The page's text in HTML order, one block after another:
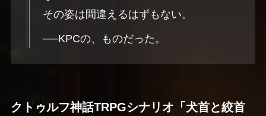
その姿は間違えるはずもない。
──KPCの、ものだった。
クトゥルフ神話TRPGシナリオ「犬首と絞首